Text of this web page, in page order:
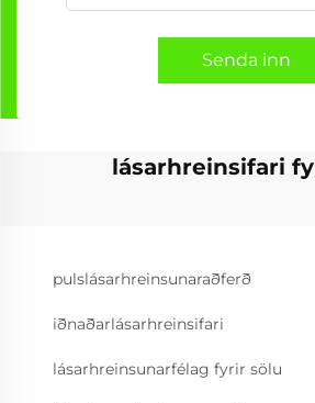
Senda inn
lásarhreinsifari
pulslásarhreinsunaraðferð
iðnaðarlásarhreinsifari
lásarhreinsunarfélag fyrir sölu